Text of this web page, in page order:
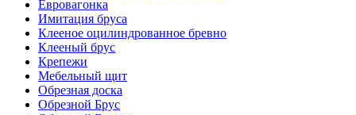
Евровагонка
Имитация бруса
Клееное оцилиндрованное бревно
Клееный брус
Крепежи
Мебельный щит
Обрезная доска
Обрезной Брус